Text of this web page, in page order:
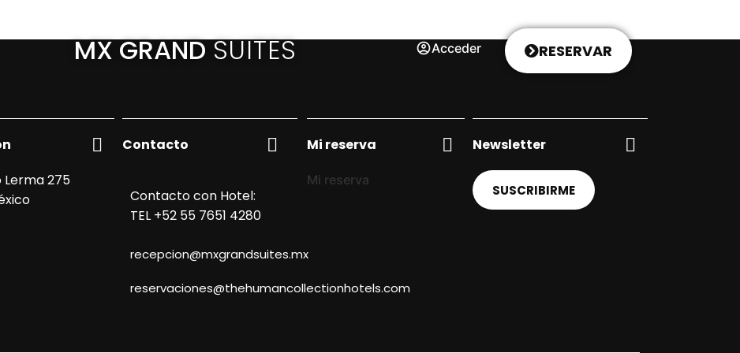
MX GRAND SUITES Acceder RESERVAR
Lerma 275
Contacto
Contacto con Hotel:
TEL +52 55 7651 4280
recepcion@mxgrandsuites.mx
reservaciones@thehumancollectionhotels.com
Mi reserva
Mi reserva
Newsletter
SUSCRIBIRME